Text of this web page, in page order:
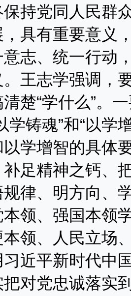
持党同人民群
具有重要意义
志、统一行动
王志学强调，
楚“学什么”。
学铸魂”和“以学
学增智的具体
足精神之钙、
律、明方向、
领、强国本领
领、人民立场
近平新时代中
对党忠诚落实